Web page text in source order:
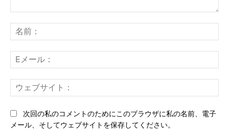
ン
ト：
前
メ
ー
ェ
次回の私のコメントのためにこのブラウザに私の名前、電子
メール、そしてウェブサイトを保存してください。